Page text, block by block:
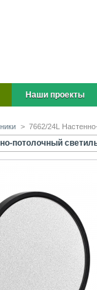
Наши проекты
> 7662/24L
потолочный